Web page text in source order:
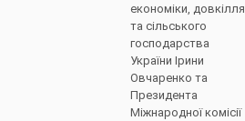
економіки, довкілля
та сільського
господарства
України Ірини
Овчаренко та
Президента
Міжнародної комісії